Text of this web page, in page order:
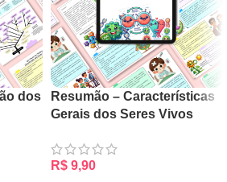
dos
Resumão – Características
Gerais dos Seres Vivos
R$ 9,90